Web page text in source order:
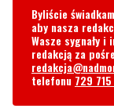
telefonu729
Komentarze